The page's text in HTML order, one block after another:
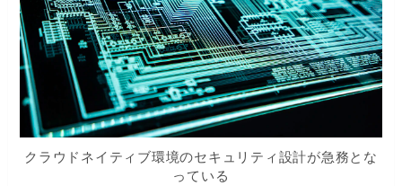
クラウドネイティブ環境のセキュリティ設計が急務とな
っている